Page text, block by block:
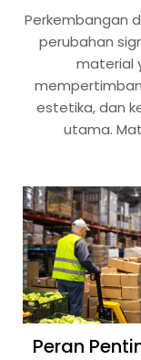
Perkembangan
perubahan
material
estetika, dan
utama.
Peran